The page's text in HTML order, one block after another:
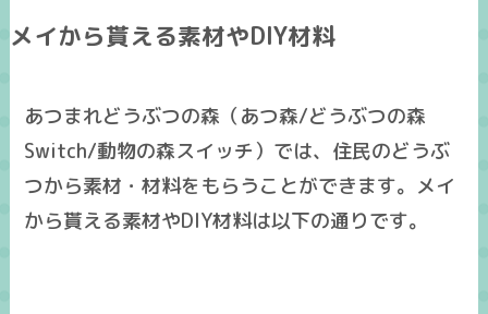
メイから貰える素材やDIY材料
あつまれどうぶつの森（あつ森/どうぶつの森
Switch/動物の森スイッチ）では、住民のどうぶ
つから素材・材料をもらうことができます。メイ
から貰える素材やDIY材料は以下の通りです。